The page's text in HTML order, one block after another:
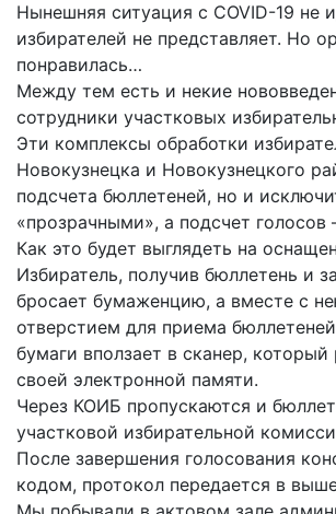
Нынешняя ситуация с COVID-19
избирателей не представляет. Но
понравилась…
Между тем есть и некие
сотрудники участковых
Эти комплексы обработки
Новокузнецка и Новокузнецкого
подсчета бюллетеней, но и
«прозрачными», а подсчет
Как это будет выглядеть на
Избиратель, получив бюллетень и
бросает бумаженцию, а вместе с
отверстием для приема
бумаги вползает в сканер,
своей электронной памяти.
Через КОИБ пропускаются и
участковой избирательной
После завершения голосования
кодом, протокол передается в